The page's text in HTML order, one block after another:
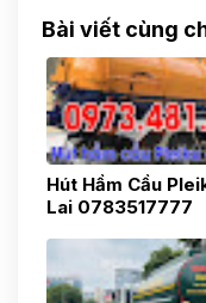
Bài viết cùng
Hút Hầm Cầu
Lai 0783517777